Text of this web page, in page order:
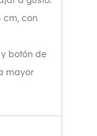
cm, con
botón de
mayor